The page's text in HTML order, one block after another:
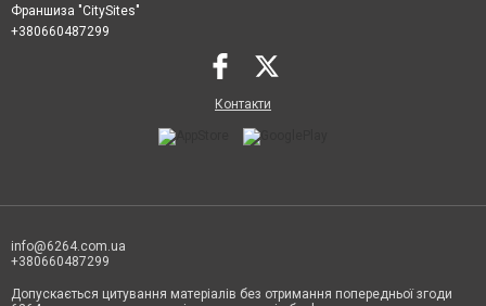
Франшиза "CitySites"
+380660487299
Контакти
info@6264.com.ua
+380660487299
Допускається цитування матеріалів без отримання попередньої згоди